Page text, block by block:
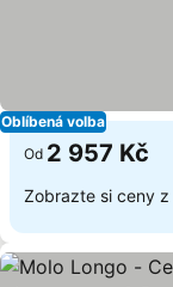
Oblíbená volba
Od 2 957 Kč
Zobrazte si ceny z